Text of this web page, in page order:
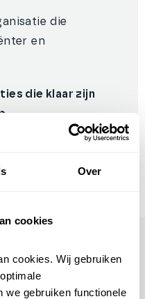
Over
cookies
cookies. Wij gebruiken
we gebruiken functionele
die
en
die klaar zijn
UNIEK?